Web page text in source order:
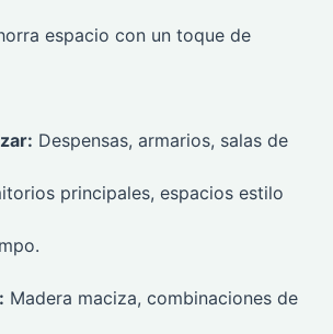
espacio con un toque de
Despensas, armarios, salas de
principales, espacios estilo
Madera maciza, combinaciones de